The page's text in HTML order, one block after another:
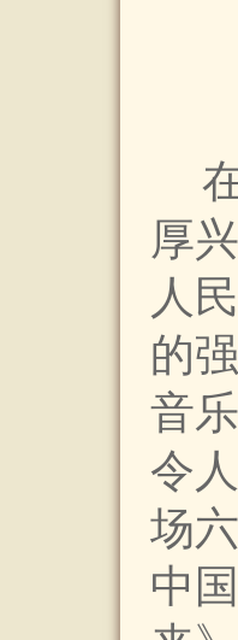
厚
人
的
音
令
场
中